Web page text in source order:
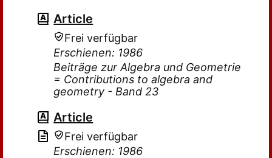
Article
Frei verfügbar
Erschienen: 1986
Beiträge zur Algebra und Geometrie
= Contributions to algebra and
geometry - Band 23
Article
Frei verfügbar
Erschienen: 1986